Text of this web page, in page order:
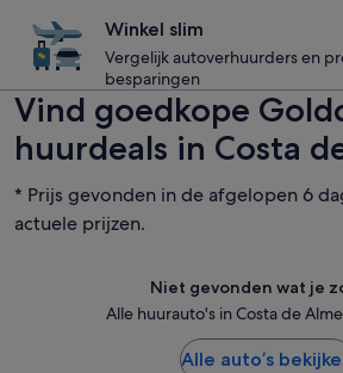
Winkel slim
Vergelijk autoverhuurders en
besparingen
Vind goedkope
huurdeals in Costa
* Prijs gevonden in de afgelopen 6
actuele prijzen.
Niet gevonden wat je
Alle huurauto's in Costa de
Alle auto’s